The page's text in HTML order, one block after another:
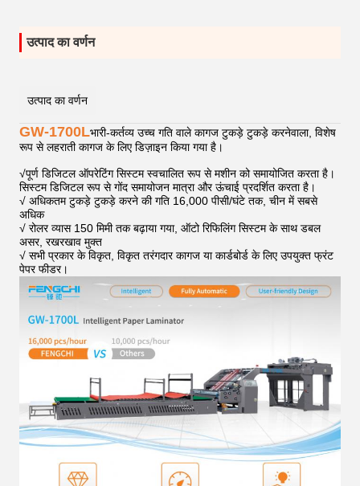
उत्पाद का वर्णन
उत्पाद का वर्णन
GW-1700Lभारी-कर्तव्य उच्च गति वाले कागज टुकड़े टुकड़े करनेवाला, विशेष
रूप से लहराती कागज के लिए डिज़ाइन किया गया है।
√पूर्ण डिजिटल ऑपरेटिंग सिस्टम स्वचालित रूप से मशीन को समायोजित करता है।
सिस्टम डिजिटल रूप से गोंद समायोजन मात्रा और ऊंचाई प्रदर्शित करता है।
√ अधिकतम टुकड़े टुकड़े करने की गति 16,000 पीसी/घंटे तक, चीन में सबसे
अधिक
√ रोलर व्यास 150 मिमी तक बढ़ाया गया, ऑटो रिफिलिंग सिस्टम के साथ डबल
असर, रखरखाव मुक्त
√ सभी प्रकार के विकृत, विकृत तरंगदार कागज या कार्डबोर्ड के लिए उपयुक्त फ्रंट
पेपर फीडर।